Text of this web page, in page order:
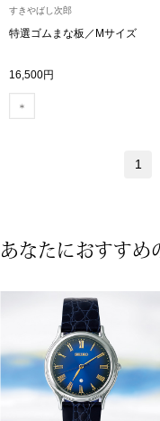
すきやばし次郎
特選ゴムまな板／Mサイズ
16,500円
1
あなたにおすすめ